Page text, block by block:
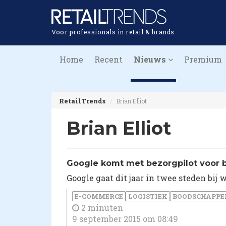
Voor professionals in retail & brands
Home Recent Nieuws Premium
RetailTrends Brian Elliot
Brian Elliot
​Google komt met bezorgpilot voor
Google gaat dit jaar in twee steden bij
E-COMMERCE LOGISTIEK
2 minuten
9 september 2015 om 08:49